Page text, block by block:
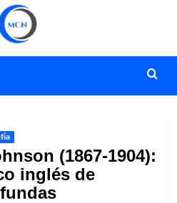
(1867-1904):
inglés de